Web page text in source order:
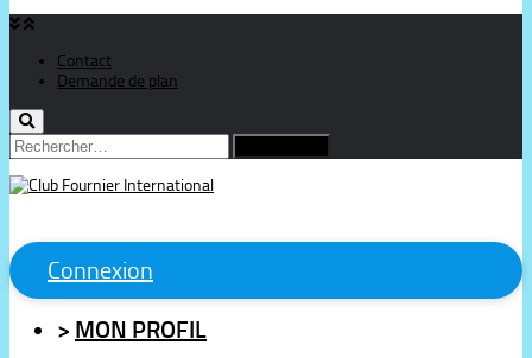
Contact
Demande de plan
Rechercher :
Connexion
> MON PROFIL